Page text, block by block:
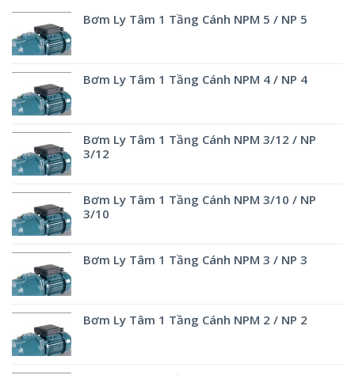
Bơm Ly Tâm 1 Tầng Cánh NPM 5 / NP 5
Bơm Ly Tâm 1 Tầng Cánh NPM 4 / NP 4
Bơm Ly Tâm 1 Tầng Cánh NPM 3/12 / NP
3/12
Bơm Ly Tâm 1 Tầng Cánh NPM 3/10 / NP
3/10
Bơm Ly Tâm 1 Tầng Cánh NPM 3 / NP 3
Bơm Ly Tâm 1 Tầng Cánh NPM 2 / NP 2